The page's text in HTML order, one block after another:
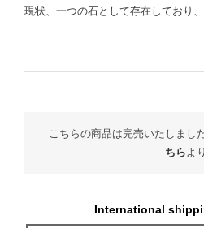
現状、一つの石として存在しており
こちらの商品は完売いたしまし
ちら よ
International